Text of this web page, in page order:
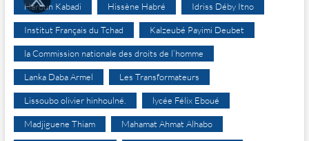
Haroun Kabadi Hissène Habré Idriss Déby Itno
Institut Français du Tchad Kalzeubé Payimi Deubet
la Commission nationale des droits de l’homme
Lanka Daba Armel Les Transformateurs
Lissoubo olivier hinhoulné. lycée Félix Eboué
Madjiguene Thiam Mahamat Ahmat Alhabo